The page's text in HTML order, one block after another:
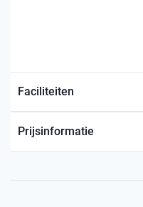
Faciliteiten
Prijsinformatie